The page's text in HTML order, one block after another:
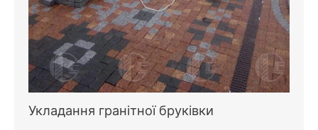
Укладання гранітної бруківки